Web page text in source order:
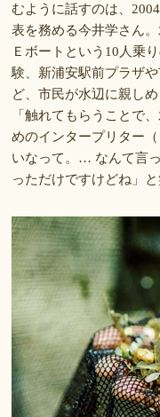
むように話すのは、
表を務める今井学さん
Ｅボートという10人乗
験、新浦安駅前プラザ
ど、市民が水辺に親し
「触れてもらうことで
めのインタープリター
いなって。… なんて言
っただけですけどね」と